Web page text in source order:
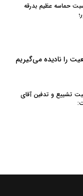
حماسه عظیم بدرقه
را نادیده می‌گیریم
تشییع و تدفین آقای